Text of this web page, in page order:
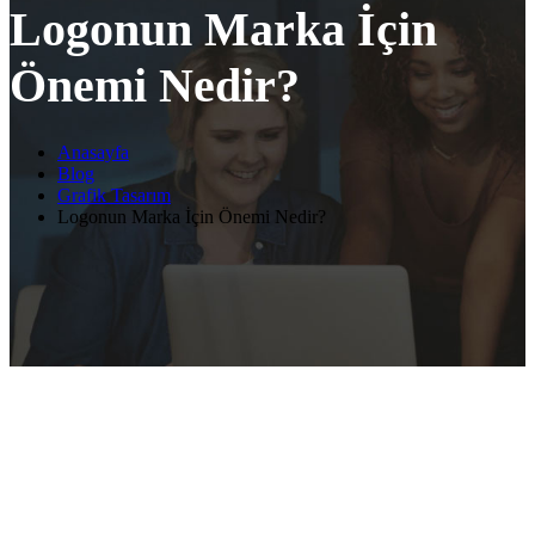
Logonun Marka İçin
Önemi Nedir?
Anasayfa
Blog
Grafik Tasarım
Logonun Marka İçin Önemi Nedir?